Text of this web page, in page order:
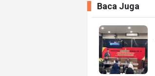
Baca Juga